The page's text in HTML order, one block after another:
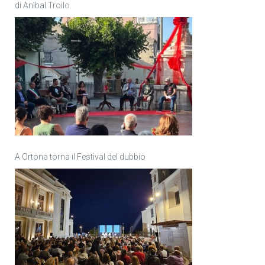
di Anìbal Troilo
A Ortona torna il Festival del dubbio